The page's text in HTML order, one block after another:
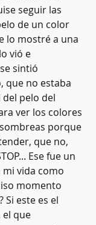
seguir las
de un color
lo mostré a una
vió e
sintió
que no estaba
pelo del
ver los colores
porque
que no,
Ese fue un
vida como
momento
Si este es el
que